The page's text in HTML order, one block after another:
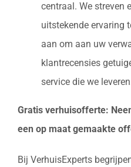
centraal. We streven
uitstekende ervaring
aan om aan uw
klantrecensies
service die we
Gratis verhuisofferte:
een op maat gemaakte
Bij VerhuisExperts